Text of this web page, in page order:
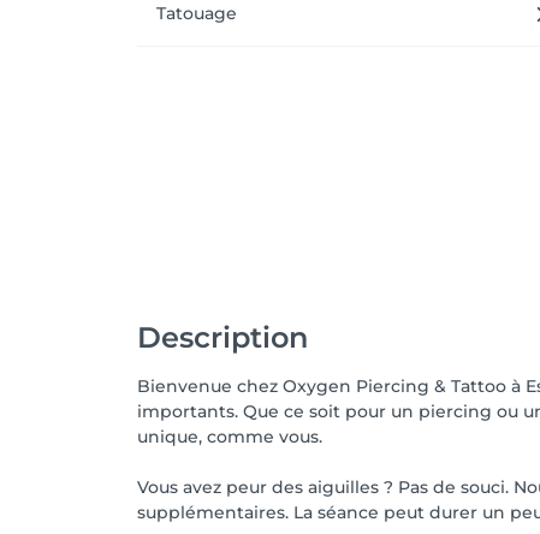
Tatouage
Description
Bienvenue chez Oxygen Piercing & Tattoo à
importants. Que ce soit pour un piercing ou
unique, comme vous.
Vous avez peur des aiguilles ? Pas de souci.
supplémentaires. La séance peut durer un